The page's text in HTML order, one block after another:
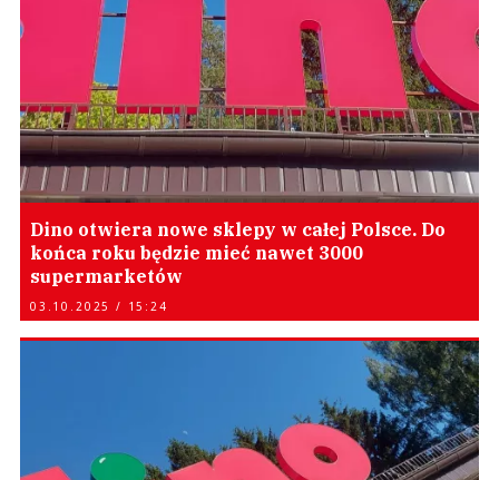
Dino otwiera nowe sklepy w całej Polsce. Do
końca roku będzie mieć nawet 3000
supermarketów
03.10.2025 / 15:24